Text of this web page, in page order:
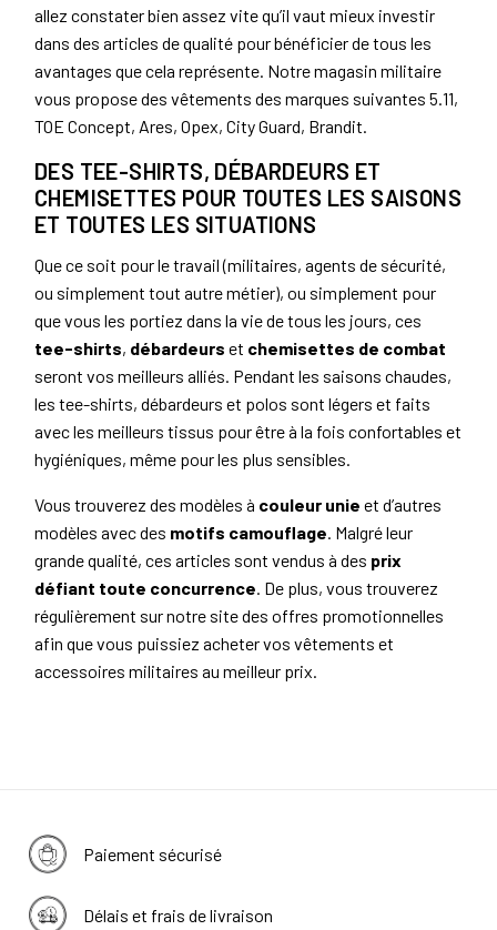
allez constater bien assez vite qu’il vaut mieux investir
dans des articles de qualité pour bénéficier de tous les
avantages que cela représente. Notre magasin militaire
vous propose des vêtements des marques suivantes 5.11,
TOE Concept, Ares, Opex, City Guard, Brandit.
DES TEE-SHIRTS, DÉBARDEURS ET
CHEMISETTES POUR TOUTES LES SAISONS
ET TOUTES LES SITUATIONS
Que ce soit pour le travail (militaires, agents de sécurité,
ou simplement tout autre métier), ou simplement pour
que vous les portiez dans la vie de tous les jours, ces
tee-shirts, débardeurs et chemisettes de combat
seront vos meilleurs alliés. Pendant les saisons chaudes,
les tee-shirts, débardeurs et polos sont légers et faits
avec les meilleurs tissus pour être à la fois confortables et
hygiéniques, même pour les plus sensibles.
Vous trouverez des modèles à couleur unie et d’autres
modèles avec des motifs camouflage. Malgré leur
grande qualité, ces articles sont vendus à des prix
défiant toute concurrence. De plus, vous trouverez
régulièrement sur notre site des offres promotionnelles
afin que vous puissiez acheter vos vêtements et
accessoires militaires au meilleur prix.
Paiement sécurisé
Délais et frais de livraison